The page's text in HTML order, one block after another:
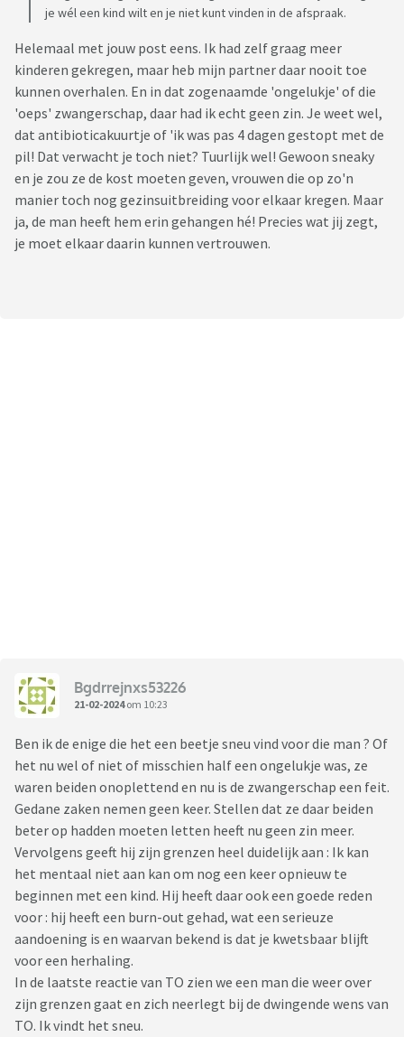
je wél een kind wilt en je niet kunt vinden in de afspraak.
Helemaal met jouw post eens. Ik had zelf graag meer
kinderen gekregen, maar heb mijn partner daar nooit toe
kunnen overhalen. En in dat zogenaamde 'ongelukje' of die
'oeps' zwangerschap, daar had ik echt geen zin. Je weet wel,
dat antibioticakuurtje of 'ik was pas 4 dagen gestopt met de
pil! Dat verwacht je toch niet? Tuurlijk wel! Gewoon sneaky
en je zou ze de kost moeten geven, vrouwen die op zo'n
manier toch nog gezinsuitbreiding voor elkaar kregen. Maar
ja, de man heeft hem erin gehangen hé! Precies wat jij zegt,
je moet elkaar daarin kunnen vertrouwen.
Bgdrrejnxs53226
21-02-2024om 10:23
Ben ik de enige die het een beetje sneu vind voor die man ? Of
het nu wel of niet of misschien half een ongelukje was, ze
waren beiden onoplettend en nu is de zwangerschap een feit.
Gedane zaken nemen geen keer. Stellen dat ze daar beiden
beter op hadden moeten letten heeft nu geen zin meer.
Vervolgens geeft hij zijn grenzen heel duidelijk aan : Ik kan
het mentaal niet aan kan om nog een keer opnieuw te
beginnen met een kind. Hij heeft daar ook een goede reden
voor : hij heeft een burn-out gehad, wat een serieuze
aandoening is en waarvan bekend is dat je kwetsbaar blijft
voor een herhaling.
In de laatste reactie van TO zien we een man die weer over
zijn grenzen gaat en zich neerlegt bij de dwingende wens van
TO. Ik vindt het sneu.